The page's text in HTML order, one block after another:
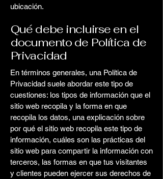
ubicación.
Qué debe incluirse en el
documento de Política de
Privacidad
En términos generales, una Política de
Privacidad suele abordar este tipo de
cuestiones: los tipos de información que el
sitio web recopila y la forma en que
recopila los datos, una explicación sobre
por qué el sitio web recopila este tipo de
información, cuáles son las prácticas del
sitio web para compartir la información con
terceros, las formas en que tus visitantes
y clientes pueden ejercer sus derechos de